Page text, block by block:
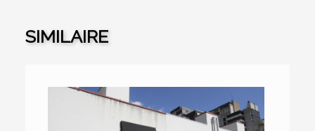
SIMILAIRE